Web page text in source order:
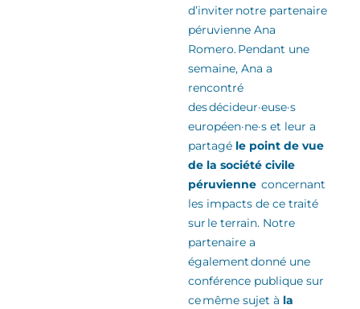
d’inviter notre partenaire
péruvienne Ana
Romero.Pendant une
semaine, Ana a
rencontré
desdécideur·euse·s
européen·ne·s et leur a
partagé le point de vue
de la société civile
péruvienne concernant
les impacts de ce traité
sur le terrain. Notre
partenaire a
également donné une
conférence publique sur
ce même sujet à la